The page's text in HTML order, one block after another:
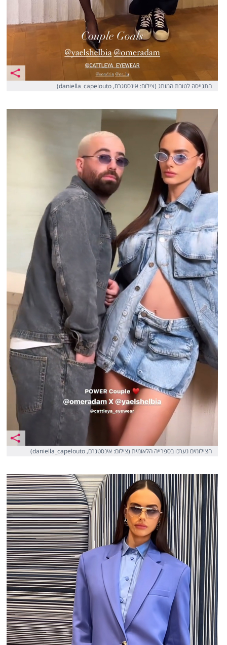
התגייסה לטובת המותג (צילום: אינסטגרם, daniella_capelouto)
הצילומים נערכו בספרייה הלאומית (צילום: אינסטגרם, daniella_capelouto)